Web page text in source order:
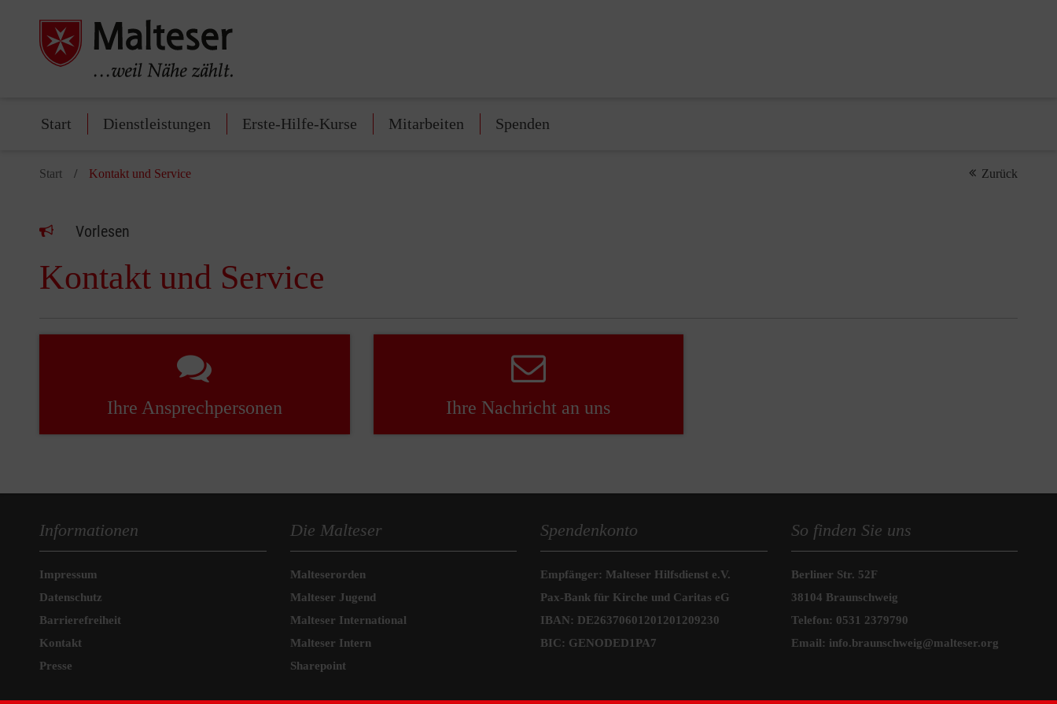
Start Dienstleistungen Erste-Hilfe-Kurse Mitarbeiten Spenden
Start Kontakt und Service Zurück
Vorlesen
Kontakt und Service
Ihre Ansprechpersonen Ihre Nachricht an uns
Informationen
Impressum
Datenschutz
Barrierefreiheit
Kontakt
Presse
Die Malteser
Malteserorden
Malteser Jugend
Malteser International
Malteser Intern
Sharepoint
Spendenkonto
Empfänger: Malteser Hilfsdienst e.V.
Pax-Bank für Kirche und Caritas eG
IBAN: DE26370601201201209230
BIC: GENODED1PA7
So finden Sie uns
Berliner Str. 52F
38104 Braunschweig
Telefon: 0531 2379790
Email: info.braunschweig@malteser.org